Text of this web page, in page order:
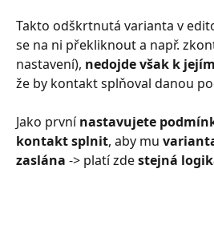
Takto odškrtnutá varianta v
se na ni překliknout a např.
nastavení), nedojde však k
že by kontakt splňoval danou
Jako první nastavujete
kontakt splnit, aby mu
zaslána -> platí zde stejná